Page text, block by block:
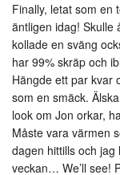
Finally, letat som en
äntligen idag! Skulle
kollade en sväng
har 99% skräp och
Hängde ett par kvar
som en smäck.
look om Jon orkar,
Måste vara värmen
dagen hittills och
veckan… We’ll see!